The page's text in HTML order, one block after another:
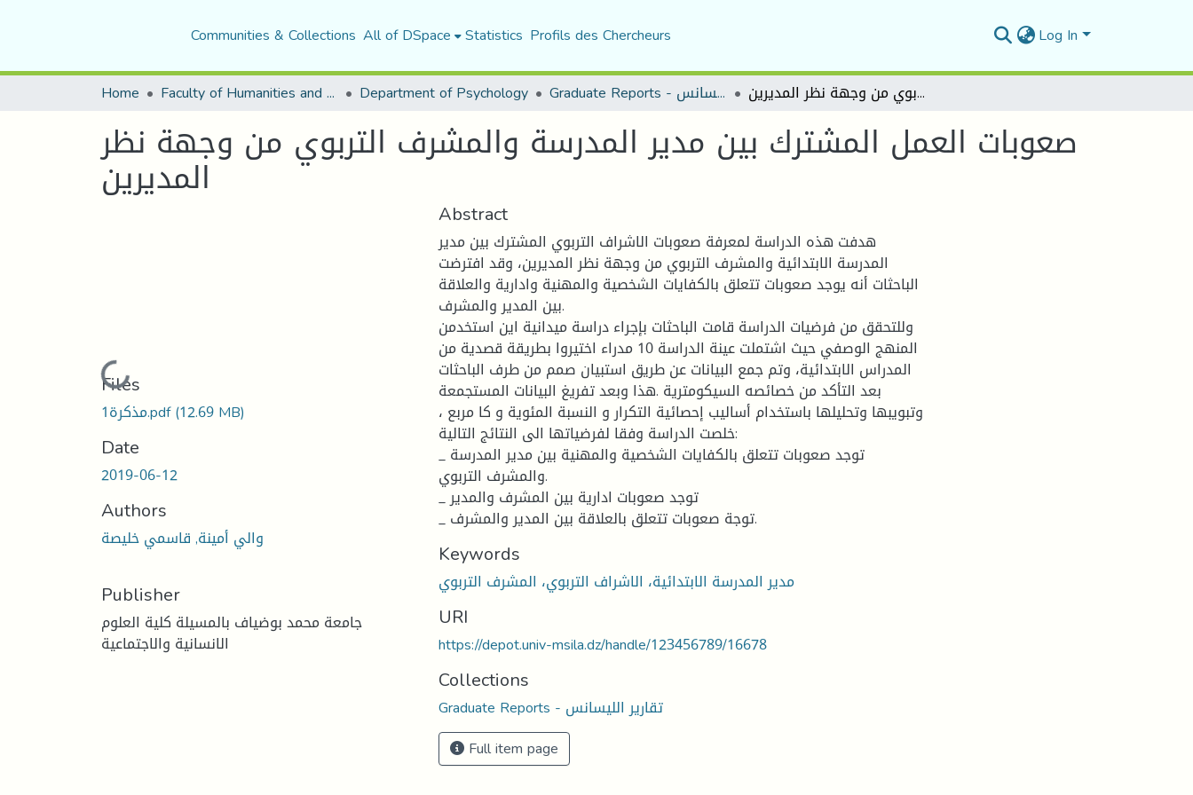
Communities & Collections All of DSpace Statistics Profils des Chercheurs Log In
Home Faculty of Humanities and Social Sciences Department of Psychology Graduate Reports - تقارير الليسانس صعوبات العمل المشترك بين مدير المدرسة والمشرف التربوي من وجهة نظر المديرين
صعوبات العمل المشترك بين مدير المدرسة والمشرف التربوي من وجهة نظر
المديرين
Loading...
Files
مذكرة1.pdf(12.69 MB)
Date
2019-06-12
Authors
والي أمينة, قاسمي خليصة
Publisher
جامعة محمد بوضياف بالمسيلة كلية العلوم
الانسانية والاجتماعية
Abstract
هدفت هذه الدراسة لمعرفة صعوبات الاشراف التربوي المشترك بين مدير
المدرسة الابتدائية والمشرف التربوي من وجهة نظر المديرين، وقد افترضت
الباحثات أنه يوجد صعوبات تتعلق بالكفايات الشخصية والمهنية وادارية والعلاقة
بين المدير والمشرف.
وللتحقق من فرضيات الدراسة قامت الباحثات بإجراء دراسة ميدانية اين استخدمن
المنهج الوصفي حيث اشتملت عينة الدراسة 10 مدراء اختيروا بطريقة قصدية من
المدراس الابتدائية، وتم جمع البيانات عن طريق استبيان صمم من طرف الباحثات
بعد التأكد من خصائصه السيكومترية .هذا وبعد تفريغ البيانات المستجمعة
وتبويبها وتحليلها باستخدام أساليب إحصائية التكرار و النسبة المئوية و كا مربع ،
خلصت الدراسة وفقا لفرضياتها الى النتائج التالية:
_ توجد صعوبات تتعلق بالكفايات الشخصية والمهنية بين مدير المدرسة
والمشرف التربوي.
_ توجد صعوبات ادارية بين المشرف والمدير
_ توجة صعوبات تتعلق بالعلاقة بين المدير والمشرف.
Keywords
مدير المدرسة الابتدائية، الاشراف التربوي، المشرف التربوي
URI
https://depot.univ-msila.dz/handle/123456789/16678
Collections
Graduate Reports - تقارير الليسانس
Full item page